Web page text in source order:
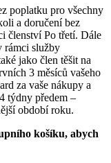
poplatku pro všechny
a doručení bez
členství Po třetí. Dále
rámci služby
jako člen těšit na
3 měsíců vašeho
za vaše nákupy a
týdny předem –
období roku.
košíku, abych